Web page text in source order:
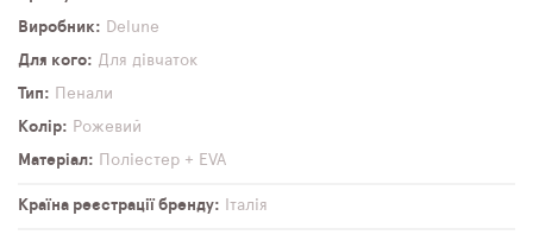
Виробник
Delune
Для кого
Для дівчаток
Тип
Пенали
Колір
Рожевий
Матеріал
Поліестер + EVA
Країна реєстрації бренду Італія